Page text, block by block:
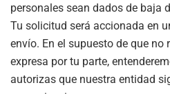
personales sean dados de baja
Tu solicitud será accionada en
envío. En el supuesto de que
expresa por tu parte,
autorizas que nuestra entidad